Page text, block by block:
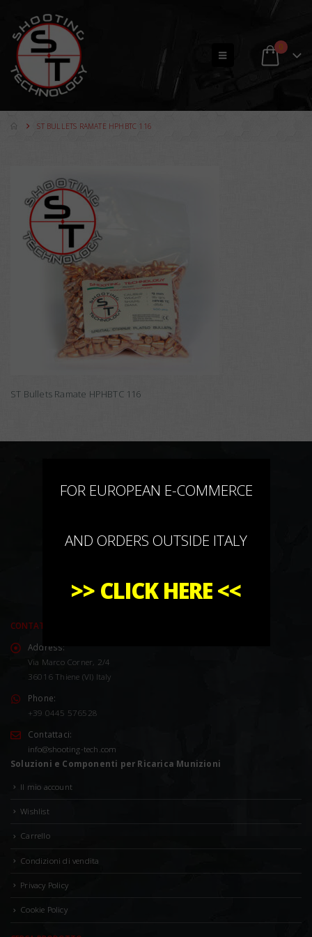
0
ST BULLETS RAMATE HPHBTC 116
ST Bullets Ramate HPHBTC 116
CONTATTACI
Address:
Via Marco Corner, 2/4
36016 Thiene (VI) Italy
Phone:
+39 0445 576528
Contattaci:
info@shooting-tech.com
Soluzioni e Componenti per Ricarica Munizioni
Il mio account
Wishlist
Carrello
Condizioni di vendita
Privacy Policy
Cookie Policy
FOR EUROPEAN E-COMMERCE
AND ORDERS OUTSIDE ITALY
>> CLICK HERE<<